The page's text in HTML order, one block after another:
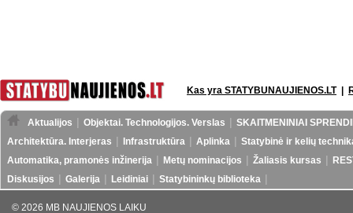
Kas yra STATYBUNAUJIENOS.LT|
Aktualijos Objektai. Technologijos. Verslas
SKAITMENINIAI
Architektūra. Interjeras
Infrastruktūra Aplinka
Statybinė ir kelių
Automatika, pramonės inžinerija
Metų nominacijos Žaliasis kursas
Diskusijos
Galerija Leidiniai Statybininkų biblioteka
© 2026 MB NAUJIENOS LAIKU